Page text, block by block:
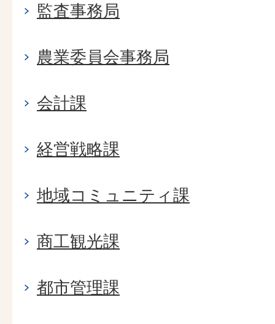
監査事務局
農業委員会事務局
会計課
経営戦略課
地域コミュニティ課
商工観光課
都市管理課